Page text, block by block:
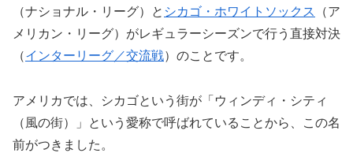
（ナショナル・リーグ）と シカゴ・ホワイトソックス
（ア
メリカン・リーグ）がレギュラーシーズンで行う直接対決
（インターリーグ／交流戦）のことです。
アメリカでは、シカゴという街が「ウィンディ・シティ
（風の街）」という愛称で呼ばれていることから、この名
前がつきました。